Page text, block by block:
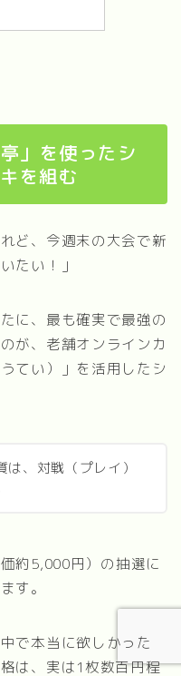
」を使ったシ
を組む
ど、今週末の大会で新
たい！」
に、最も確実で最強の
が、老舗オンラインカ
てい）」を活用したシ
、対戦（プレイ）
約5,000円）の抽選に
す。
で本当に欲しかった
は、実は1枚数百円程
ン vs DOPA 徹底比